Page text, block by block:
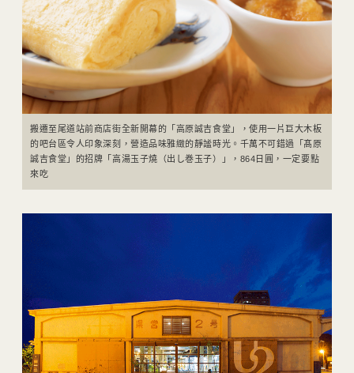
搬遷至尾道站前商店街全新開幕的「高原誠吉食堂」，使用一片巨大木板
的吧台區令人印象深刻，營造品味雅緻的靜謐時光。千萬不可錯過「髙原
誠吉食堂」的招牌「高湯玉子燒（出し巻玉子）」，864日圓，一定要點
來吃